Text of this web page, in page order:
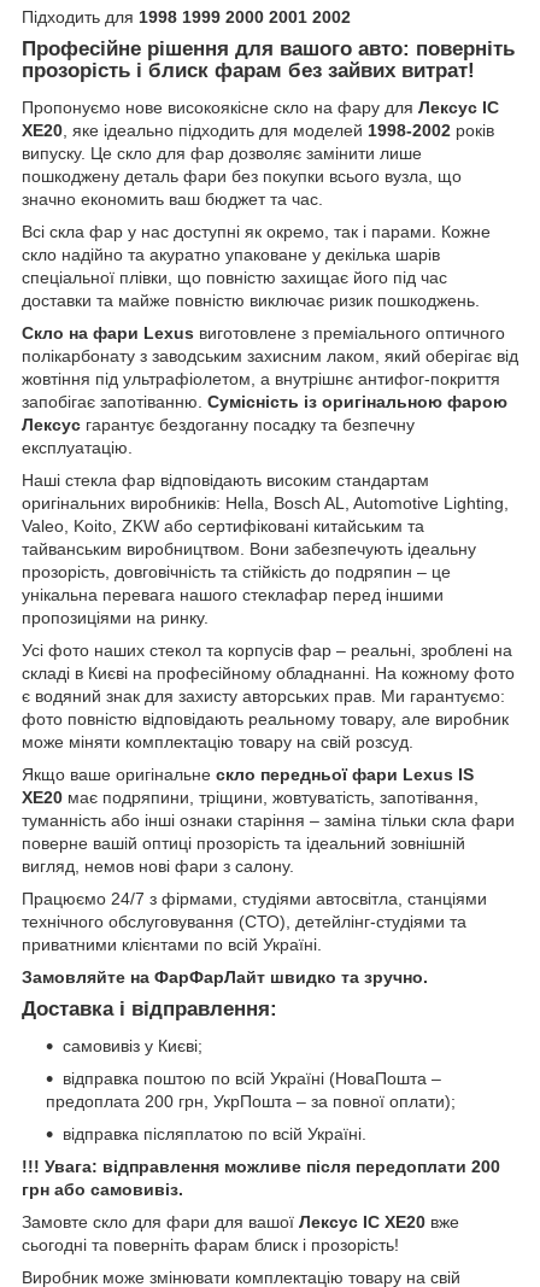
Підходить для 1998 1999 2000 2001 2002
Професійне рішення для вашого авто: поверніть
прозорість і блиск фарам без зайвих витрат!
Пропонуємо нове високоякісне скло на фару для Лексус ІС
ХЕ20, яке ідеально підходить для моделей 1998-2002 років
випуску. Це скло для фар дозволяє замінити лише
пошкоджену деталь фари без покупки всього вузла, що
значно економить ваш бюджет та час.
Всі скла фар у нас доступні як окремо, так і парами. Кожне
скло надійно та акуратно упаковане у декілька шарів
спеціальної плівки, що повністю захищає його під час
доставки та майже повністю виключає ризик пошкоджень.
Скло на фари Lexus виготовлене з преміального оптичного
полікарбонату з заводським захисним лаком, який оберігає від
жовтіння під ультрафіолетом, а внутрішнє антифог-покриття
запобігає запотіванню. Сумісність із оригінальною фарою
Лексус гарантує бездоганну посадку та безпечну
експлуатацію.
Наші стекла фар відповідають високим стандартам
оригінальних виробників: Hella, Bosch AL, Automotive Lighting,
Valeo, Koito, ZKW або сертифіковані китайським та
тайванським виробництвом. Вони забезпечують ідеальну
прозорість, довговічність та стійкість до подряпин – це
унікальна перевага нашого стеклафар перед іншими
пропозиціями на ринку.
Усі фото наших стекол та корпусів фар – реальні, зроблені на
складі в Києві на професійному обладнанні. На кожному фото
є водяний знак для захисту авторських прав. Ми гарантуємо:
фото повністю відповідають реальному товару, але виробник
може міняти комплектацію товару на свій розсуд.
Якщо ваше оригінальне скло передньої фари Lexus IS
XE20 має подряпини, тріщини, жовтуватість, запотівання,
туманність або інші ознаки старіння – заміна тільки скла фари
поверне вашій оптиці прозорість та ідеальний зовнішній
вигляд, немов нові фари з салону.
Працюємо 24/7 з фірмами, студіями автосвітла, станціями
технічного обслуговування (СТО), детейлінг-студіями та
приватними клієнтами по всій Україні.
Замовляйте на ФарФарЛайт швидко та зручно.
Доставка і відправлення:
самовивіз у Києві;
відправка поштою по всій Україні (НоваПошта –
предоплата 200 грн, УкрПошта – за повної оплати);
відправка післяплатою по всій Україні.
!!! Увага: відправлення можливе після передоплати 200
грн або самовивіз.
Замовте скло для фари для вашої Лексус ІС ХЕ20 вже
сьогодні та поверніть фарам блиск і прозорість!
Виробник може змінювати комплектацію товару на свій